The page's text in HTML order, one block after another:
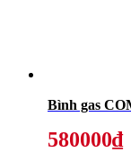
580000₫